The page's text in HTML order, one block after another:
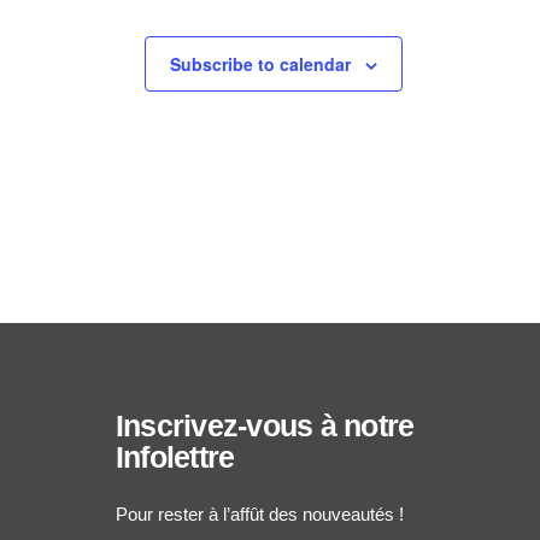
Subscribe to calendar
Inscrivez-vous à notre
Infolettre
Pour rester à l’affût des nouveautés !